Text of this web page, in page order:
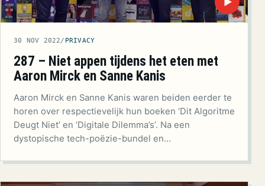
30 NOV 2022/ PRIVACY
287 – Niet appen tijdens het eten met
Aaron Mirck en Sanne Kanis
Aaron Mirck en Sanne Kanis waren beiden eerder te
horen over respectievelijk hun boeken ‘Dit Algoritme
Deugt Niet’ en ‘Digitale Dilemma’s’. Na een
dystopische tech-poëzie-bundel en…